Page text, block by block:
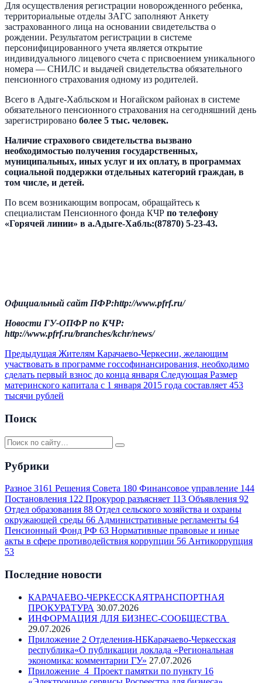
Для осуществления регистрации новорожденного ребенка,
территориальные отделы ЗАГС заполняют Анкету
застрахованного лица на основании свидетельства о
рождении. Результатом регистрации в системе
персонифицированного учета является открытие
индивидуального лицевого счета с присвоением уникального
номера — СНИЛС и выдачей свидетельства обязательного
пенсионного страхования одному из родителей.
Всего в Адыге-Хабльском и Ногайском районах в системе
обязательного пенсионного страхования на сегодняшний день
зарегистрировано более 5 тыс. человек.
Наличие страхового свидетельства вызвано
необходимостью получения государственных,
муниципальных, иных услуг и их оплату, в программах
социальной поддержки отдельных категорий граждан, в
том числе, и детей.
По всем возникающим вопросам, обращайтесь к
специалистам Пенсионного фонда КЧР по телефону
«Горячей линии» в а.Адыге-Хабль:(87870) 5-23-43.
Официальный сайт ПФР:http://www.pfrf.ru/
Новости ГУ-ОПФР по КЧР:
http://www.pfrf.ru/branches/kchr/news/
Предыдущая Жителям Карачаево-Черкесии, желающим
участвовать в программе госсофинансирования, необходимо
сделать первый взнос до конца января Следующая Размер
материнского капитала с 1 января 2015 года составляет 453
тысячи рублей
Поиск
Рубрики
Разное 3161 Решения Совета 180 Финансовое управление 144
Постановления 122 Прокурор разъясняет 113 Объявления 92
Отдел образования 88 Отдел сельского хозяйства и охраны
окружающей среды 66 Административные регламенты 64
Пенсионный Фонд РФ 63 Нормативные правовые и иные
акты в сфере противодействия коррупции 56 Антикоррупция
53
Последние новости
КАРАЧАЕВО-ЧЕРКЕССКАЯТРАНСПОРТНАЯ
ПРОКУРАТУРА 30.07.2026
ИНФОРМАЦИЯ ДЛЯ БИЗНЕС-СООБЩЕСТВА
29.07.2026
Приложение 2 Отделения-НБКарачаево-Черкесская
республика«О публикации доклада «Региональная
экономика: комментарии ГУ» 27.07.2026
Приложение_4_Проект памятки по пункту 16